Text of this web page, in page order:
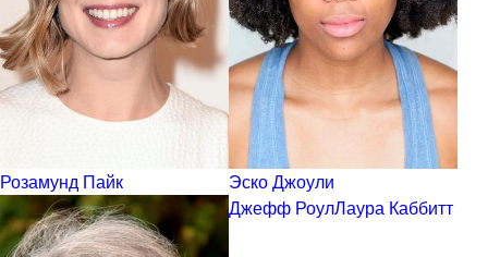
Розамунд Пайк
Эско Джоули
Джефф РоулЛаура Каббитт